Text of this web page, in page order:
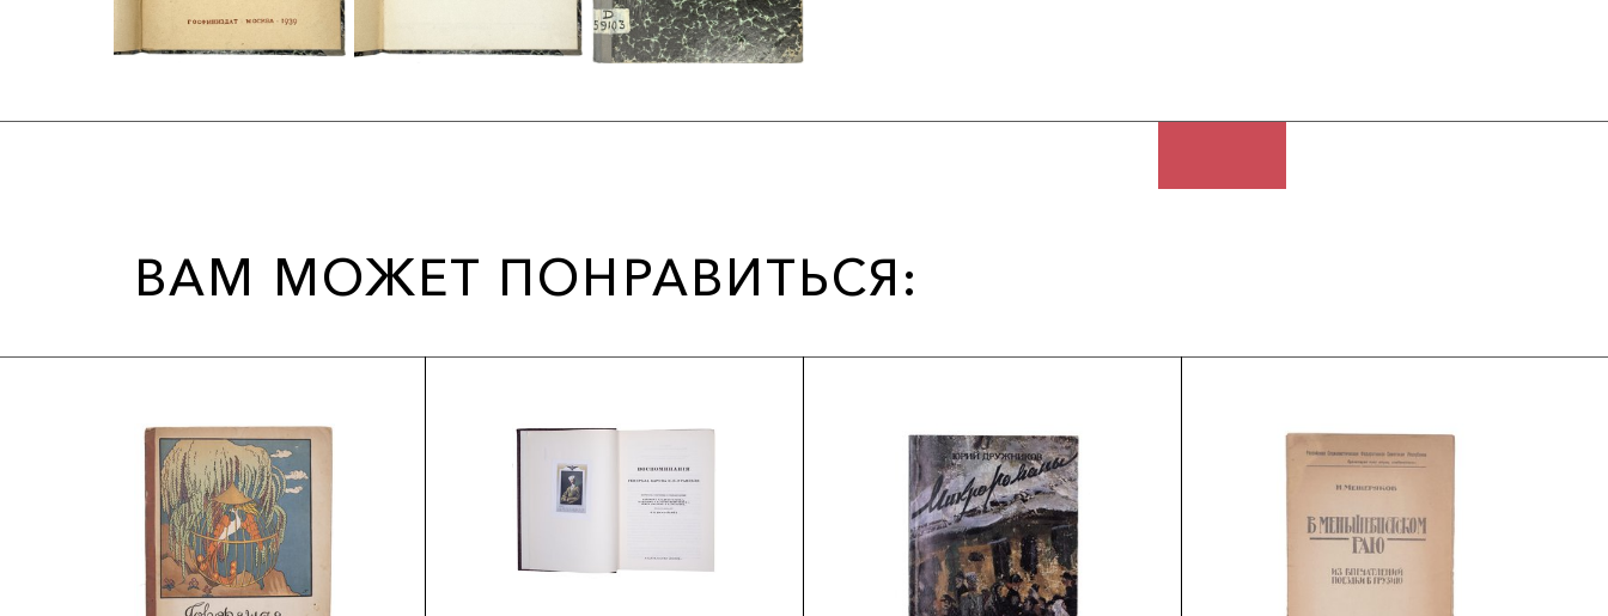
ВАМ МОЖЕТ ПОНРАВИТЬСЯ: